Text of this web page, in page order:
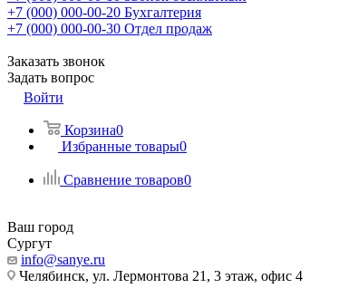
+7 (000) 000-00-20 Бухгалтерия
+7 (000) 000-00-30 Отдел продаж
Заказать звонок
Задать вопрос
Войти
Корзина0
Избранные товары0
Сравнение товаров0
Ваш город
Сургут
info@sanye.ru
Челябинск, ул. Лермонтова 21, 3 этаж, офис 4